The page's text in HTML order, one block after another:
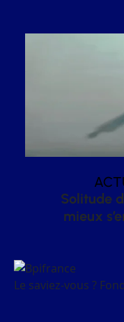
Solitude
mieux
Le saviez-vous ?